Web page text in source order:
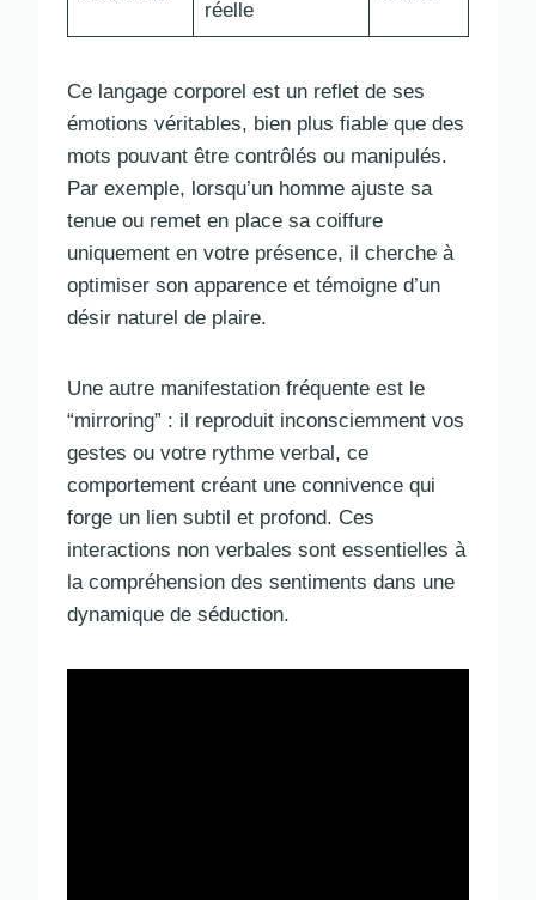
réelle
Ce langage corporel est un reflet de ses
émotions véritables, bien plus fiable que des
mots pouvant être contrôlés ou manipulés.
Par exemple, lorsqu’un homme ajuste sa
tenue ou remet en place sa coiffure
uniquement en votre présence, il cherche à
optimiser son apparence et témoigne d’un
désir naturel de plaire.
Une autre manifestation fréquente est le
“mirroring” : il reproduit inconsciemment vos
gestes ou votre rythme verbal, ce
comportement créant une connivence qui
forge un lien subtil et profond. Ces
interactions non verbales sont essentielles à
la compréhension des sentiments dans une
dynamique de séduction.